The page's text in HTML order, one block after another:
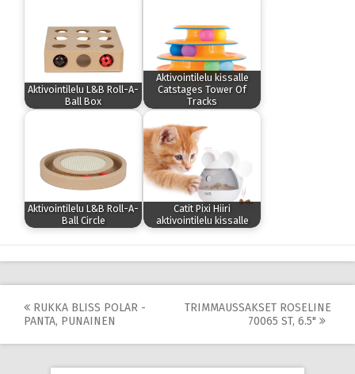
Aktivointilelu L&B Roll-A-
Ball Box
Aktivointilelu kissalle
Catstages Tower Of
Tracks
Aktivointilelu L&B Roll-A-
Ball Circle
Catit Pixi Hiiri
aktivointilelu kissalle
Post
navigation
RUKKA BLISS POLAR -
PANTA, PUNAINEN
TRIMMAUSSAKSET ROSELINE
70065 ST, 6.5"